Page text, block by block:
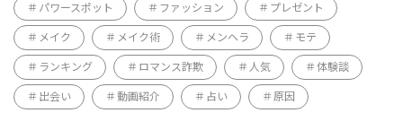
パワースポット ファッション プレゼント
メイク メイク術 メンヘラ モテ
ランキング ロマンス詐欺 人気 体験談
出会い 動画紹介 占い 原因